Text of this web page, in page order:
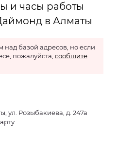
и часы работы
в Алматы
базой адресов, но если
пожалуйста, сообщите
ул. Розыбакиева, д. 247а